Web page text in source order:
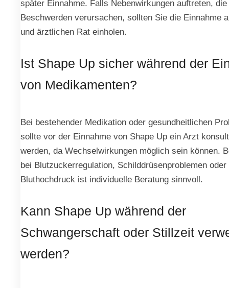
später Einnahme. Falls Nebenwirkungen auftreten, die
Beschwerden verursachen, sollten Sie die Einnahme
und ärztlichen Rat einholen.
Ist Shape Up sicher während der
von Medikamenten?
Bei bestehender Medikation oder gesundheitlichen
sollte vor der Einnahme von Shape Up ein Arzt
werden, da Wechselwirkungen möglich sein können.
bei Blutzuckerregulation, Schilddrüsenproblemen oder
Bluthochdruck ist individuelle Beratung sinnvoll.
Kann Shape Up während der
Schwangerschaft oder Stillzeit
werden?